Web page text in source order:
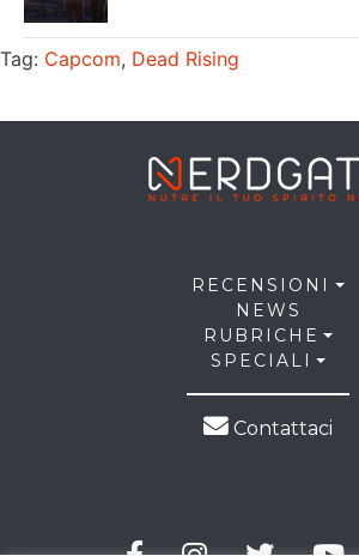
Tag: Capcom, Dead Rising
RECENSIONI
NEWS
RUBRICHE
SPECIALI
Contattaci